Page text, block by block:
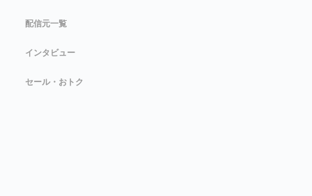
配信元一覧
インタビュー
セール・おトク